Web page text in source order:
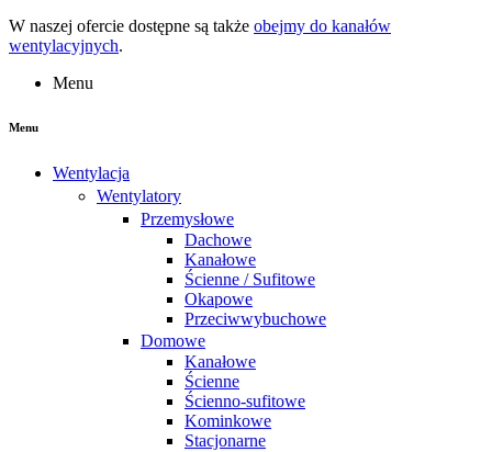
W naszej ofercie dostępne są także obejmy do kanałów
wentylacyjnych.
Menu
Menu
Wentylacja
Wentylatory
Przemysłowe
Dachowe
Kanałowe
Ścienne / Sufitowe
Okapowe
Przeciwwybuchowe
Domowe
Kanałowe
Ścienne
Ścienno-sufitowe
Kominkowe
Stacjonarne